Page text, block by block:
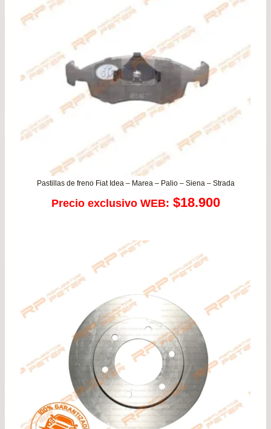
Pastillas de freno Fiat Idea – Marea – Palio – Siena – Strada
Precio exclusivo WEB: $18.900